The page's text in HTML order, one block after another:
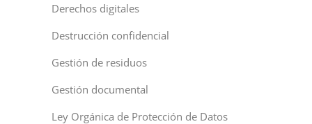
Derechos digitales
Destrucción confidencial
Gestión de residuos
Gestión documental
Ley Orgánica de Protección de Datos